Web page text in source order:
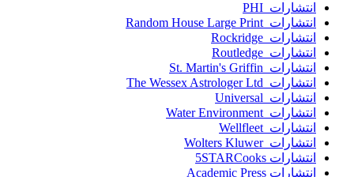
انتشارات PHI
انتشارات Random House Large Print
انتشارات Rockridge
انتشارات Routledge
انتشارات St. Martin's Griffin
انتشارات The Wessex Astrologer Ltd
انتشارات Universal
انتشارات Water Environment
انتشارات Wellfleet
انتشارات Wolters Kluwer
انتشارات 5STARCooks
انتشارات Academic Press